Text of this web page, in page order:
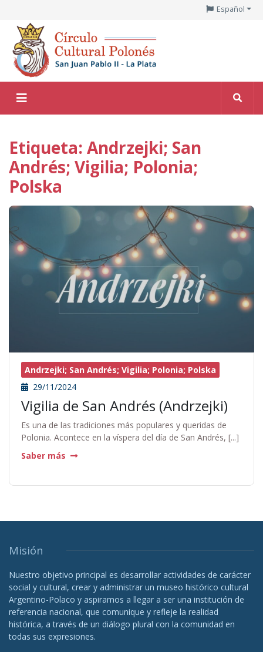
Español
Etiqueta: Andrzejki; San
Andrés; Vigilia; Polonia;
Polska
Andrzejki; San Andrés; Vigilia; Polonia; Polska
29/11/2024
Vigilia de San Andrés (Andrzejki)
Es una de las tradiciones más populares y queridas de
Polonia. Acontece en la víspera del día de San Andrés, [...]
Saber más
Misión
Nuestro objetivo principal es desarrollar actividades de carácter
social y cultural, crear y administrar un museo histórico cultural
Argentino-Polaco y aspiramos a llegar a ser una institución de
referencia nacional, que comunique y refleje la realidad
histórica, a través de un diálogo plural con la comunidad en
todas sus expresiones.